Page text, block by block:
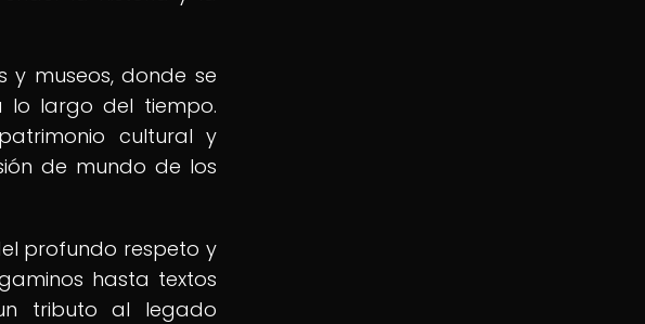
y museos, donde se
lo largo del tiempo.
cultural y
de mundo de los
profundo respeto y
hasta textos
tributo al legado